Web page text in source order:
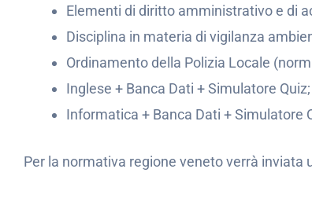
Elementi di diritto amministrativo e di
Disciplina in materia di vigilanza
Ordinamento della Polizia Locale
Inglese + Banca Dati + Simulatore Quiz;
Informatica + Banca Dati + Simulatore
Per la normativa regione veneto verrà inviata